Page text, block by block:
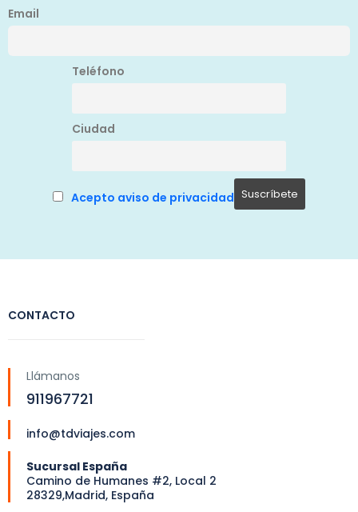
Email
Teléfono
Ciudad
Acepto aviso de privacidad
CONTACTO
Llámanos
911967721
info@tdviajes.com
Sucursal España
Camino de Humanes #2, Local 2
28329,Madrid, España